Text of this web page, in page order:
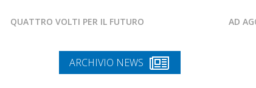
QUATTRO VOLTI PER IL FUTURO AD
ARCHIVIO NEWS